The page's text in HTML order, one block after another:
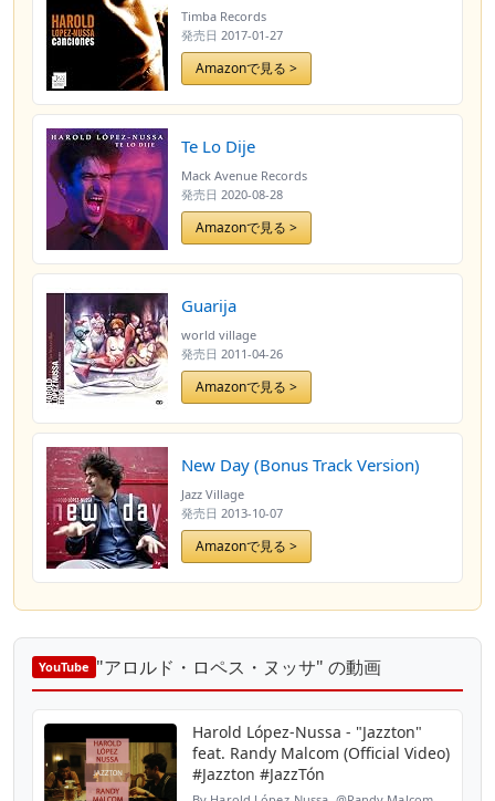
Timba Records
発売日 2017-01-27
Amazonで見る >
Te Lo Dije
Mack Avenue Records
発売日 2020-08-28
Amazonで見る >
Guarija
world village
発売日 2011-04-26
Amazonで見る >
New Day (Bonus Track Version)
Jazz Village
発売日 2013-10-07
Amazonで見る >
YouTube "アロルド・ロペス・ヌッサ" の動画
Harold López-Nussa - "Jazzton"
feat. Randy Malcom (Official Video)
#Jazzton #JazzTón